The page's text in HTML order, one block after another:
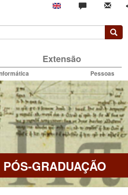
Extensão
Pessoas
PÓS-GRADUAÇÃO